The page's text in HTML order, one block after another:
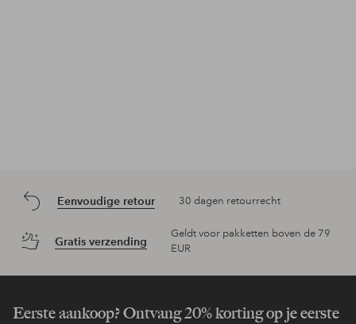
Eenvoudige retour 30 dagen retourrecht
Gratis verzending
Geldt voor pakketten boven de 79
EUR
Eerste aankoop? Ontvang 20% korting op je eerste